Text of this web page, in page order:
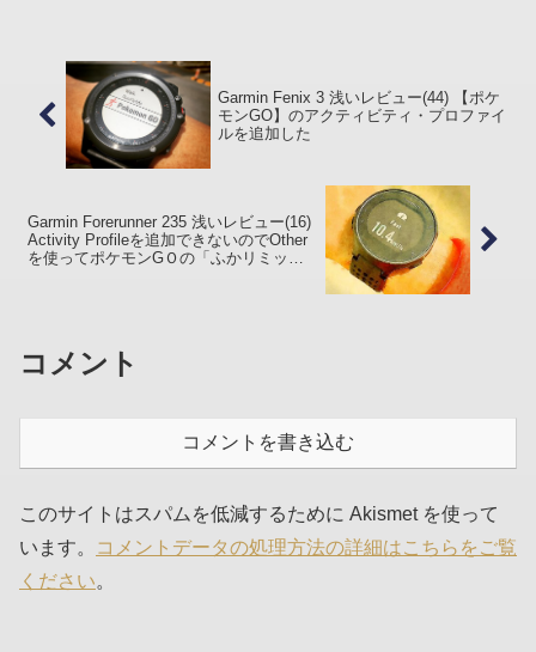
Garmin Fenix 3 浅いレビュー(44) 【ポケ
モンGO】のアクティビティ・プロファイ
ルを追加した
Garmin Forerunner 235 浅いレビュー(16)
Activity Profileを追加できないのでOther
を使ってポケモンGＯの「ふかリミッタ
コメント
コメントを書き込む
このサイトはスパムを低減するために Akismet を使って
います。
コメントデータの処理方法の詳細はこちらをご覧
ください。